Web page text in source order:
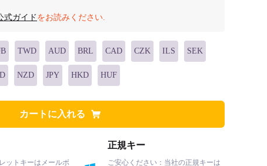
式ガイドをお読みください.
TWD AUD BRL CAD CZK ILS SEK
NZD JPY HKD HUF
カートに入れる
ットキーはメールボ
正規キー
ご安心ください：当社の正規キーは